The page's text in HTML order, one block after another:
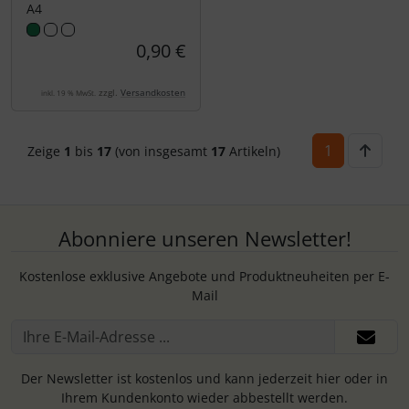
A4
0,90 €
inkl. 19 % MwSt. zzgl. Versandkosten
Zeige 1 bis 17(von insgesamt 17Artikeln) 1
Abonniere unseren Newsletter!
Kostenlose exklusive Angebote und Produktneuheiten per E-
Mail
Der Newsletter ist kostenlos und kann jederzeit hier oder in
Ihrem Kundenkonto wieder abbestellt werden.